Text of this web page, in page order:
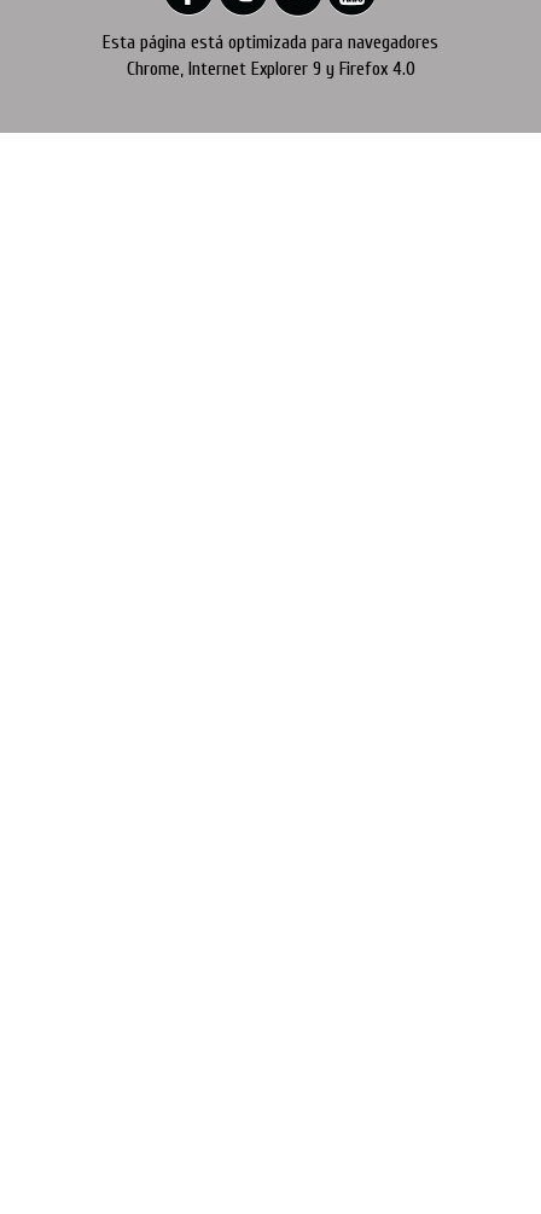
Esta página está optimizada para navegadores
Chrome, Internet Explorer 9 y Firefox 4.0